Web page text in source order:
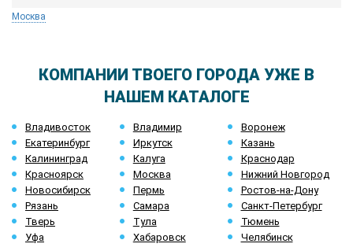
Москва
КОМПАНИИ ТВОЕГО ГОРОДА УЖЕ В
НАШЕМ КАТАЛОГЕ
Владивосток Владимир
Воронеж
Екатеринбург
Иркутск
Казань
Калининград
Калуга
Краснодар
Красноярск
Москва
Нижний Новгород
Новосибирск
Пермь
Ростов-на-Дону
Рязань
Самара
Санкт-Петербург
Тверь
Тула
Тюмень
Уфа
Хабаровск Челябинск